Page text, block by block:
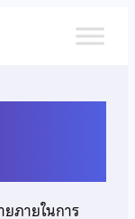
ภายในการ